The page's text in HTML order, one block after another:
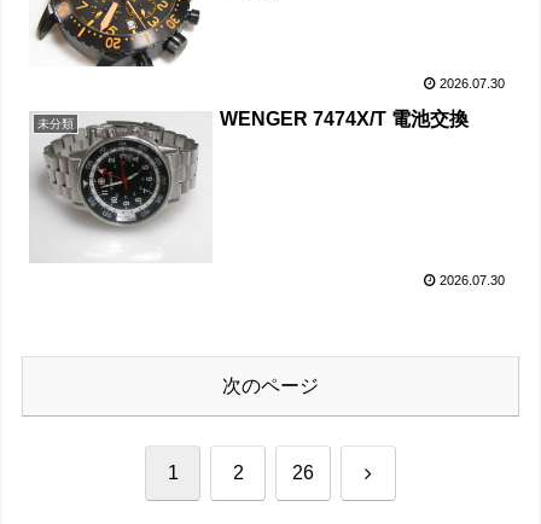
2026.07.30
未分類 WENGER 7474X/T 電池交換
2026.07.30
次のページ
1 2 26 次